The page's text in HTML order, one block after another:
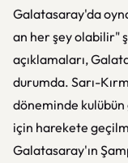
Galatasaray'da
an her şey olabilir"
açıklamaları,
durumda. Sarı-
döneminde
için harekete
Galatasaray'ın